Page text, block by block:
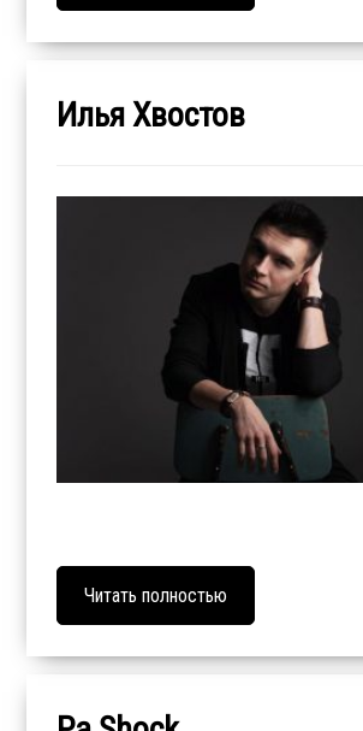
Илья Хвостов
Читать полностью